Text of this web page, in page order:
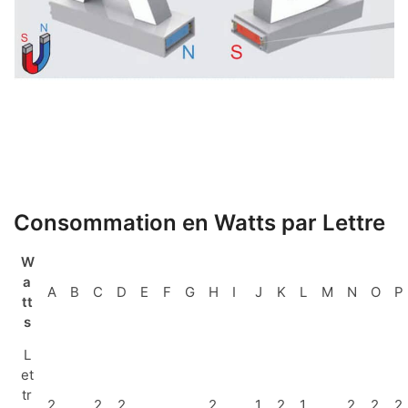
Consommation en Watts par Lettre
W
a
tt
s
A B C D E F G H I J K L M N O P
L
et
tr